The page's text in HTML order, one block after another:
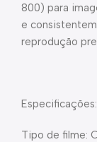
800) para
e
reprodução
Especificações:
Tipo de filme: